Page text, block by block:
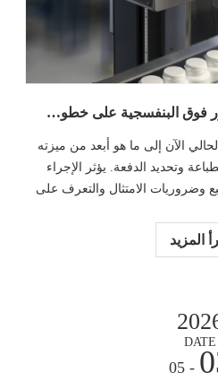
تطبيقات آلة الترميز بالليزر فوق البنفسجية على خطوط إنتاج الورشة
الآن إلى ما هو أبعد من ميزته
وتحديد الدفعة. يؤثر الإجراء
وضروريات الامتثال والتعرف على
المزيد
DATE
- 05